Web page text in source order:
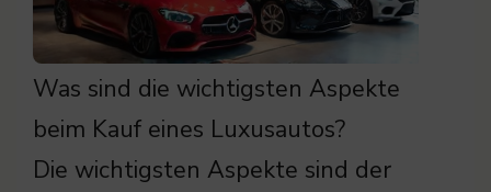
Was sind die wichtigsten Aspekte
beim Kauf eines Luxusautos?
Die wichtigsten Aspekte sind der